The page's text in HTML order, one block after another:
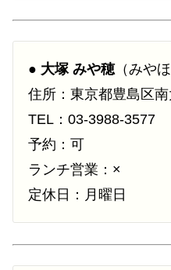
● 大塚 みや穂（みや
住所：東京都豊島区
TEL：03-3988-3577
予約：可
ランチ営業：×
定休日：月曜日